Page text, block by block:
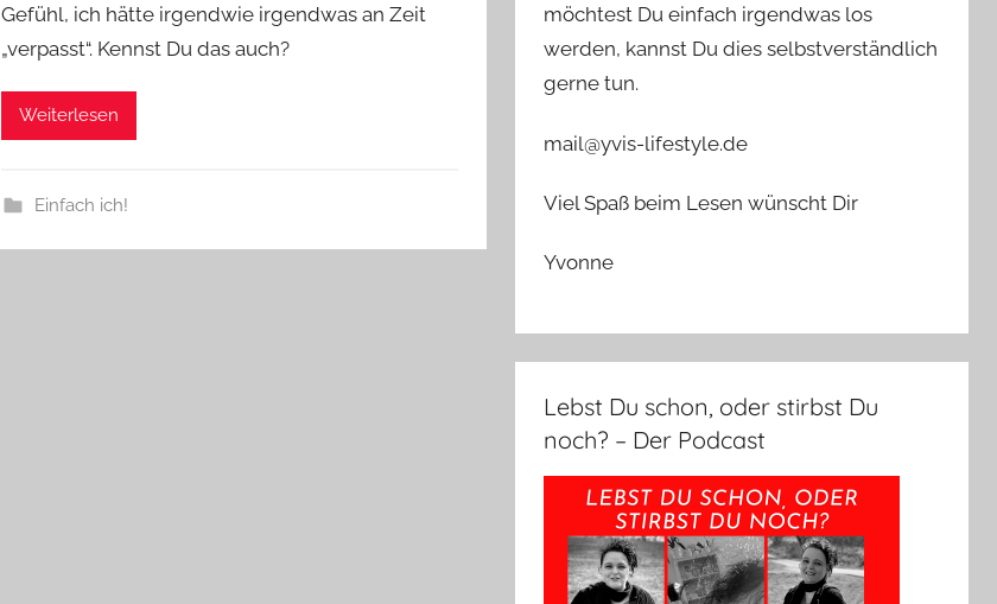
Gefühl, ich hätte irgendwie irgendwas an Zeit
„verpasst“. Kennst Du das auch?
Weiterlesen
Einfach ich!
möchtest Du einfach irgendwas los
werden, kannst Du dies selbstverständlich
gerne tun.
mail@yvis-lifestyle.de
Viel Spaß beim Lesen wünscht Dir
Yvonne
Lebst Du schon, oder stirbst Du
noch? – Der Podcast